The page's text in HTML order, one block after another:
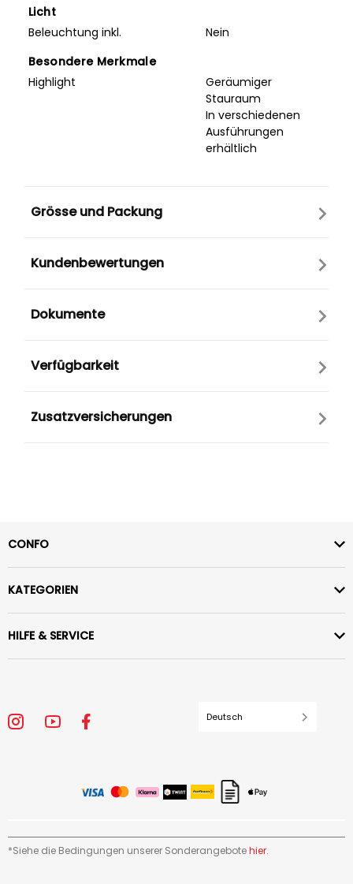
Licht
Beleuchtung inkl.
Nein
Besondere Merkmale
Highlight
Geräumiger
Stauraum
In verschiedenen
Ausführungen
erhältlich
Grösse und Packung
Kundenbewertungen
Dokumente
Verfügbarkeit
Zusatzversicherungen
CONFO
KATEGORIEN
HILFE & SERVICE
Deutsch
*Siehe die Bedingungen unserer Sonderangebotehier.